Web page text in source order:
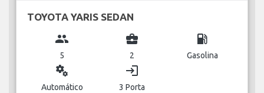
TOYOTA YARIS SEDAN
group
5
business_center
2
local_gas_station
Gasolina
miscellaneous_services
Automático
login
3 Porta